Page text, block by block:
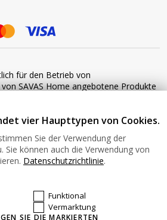
für den Betrieb von
SAVAS Home angebotene Produkte
vorherige Bestätigung an diese
rueckgabebedingungen-
Sie sich mit uns in Verbindung setzen:
Uhr E-Mail: Info@savashome.at
Alle Rechte vorbehalten.
vier Haupttypen von Cookies.
Sie der Verwendung der
Sie können auch die Verwendung von
Datenschutzrichtlinie.
Funktional
Vermarktung
SIE DIE MARKIERTEN